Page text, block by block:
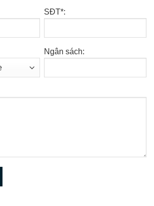
SĐT*:
Ngân sách: